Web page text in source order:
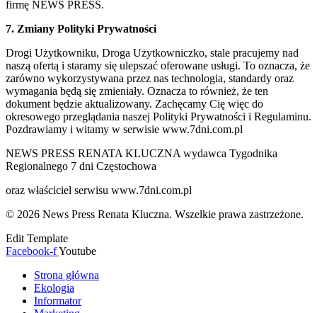
firmę NEWS PRESS.
7. Zmiany Polityki Prywatności
Drogi Użytkowniku, Droga Użytkowniczko, stale pracujemy nad
naszą ofertą i staramy się ulepszać oferowane usługi. To oznacza, że
zarówno wykorzystywana przez nas technologia, standardy oraz
wymagania będą się zmieniały. Oznacza to również, że ten
dokument będzie aktualizowany. Zachęcamy Cię więc do
okresowego przeglądania naszej Polityki Prywatności i Regulaminu.
Pozdrawiamy i witamy w serwisie www.7dni.com.pl
NEWS PRESS RENATA KLUCZNA wydawca Tygodnika
Regionalnego 7 dni Częstochowa
oraz właściciel serwisu www.7dni.com.pl
© 2026 News Press Renata Kluczna. Wszelkie prawa zastrzeżone.
Edit Template
Facebook-fYoutube
Strona główna
Ekologia
Informator